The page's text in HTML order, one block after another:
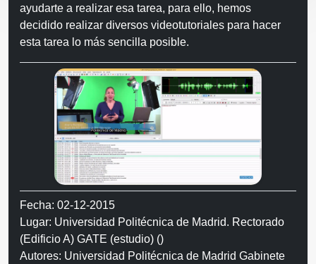
ayudarte a realizar esa tarea, para ello, hemos
decidido realizar diversos videotutoriales para hacer
esta tarea lo más sencilla posible.
Fecha: 02-12-2015
Lugar: Universidad Politécnica de Madrid. Rectorado
(Edificio A) GATE (estudio) ()
Autores: Universidad Politécnica de Madrid Gabinete